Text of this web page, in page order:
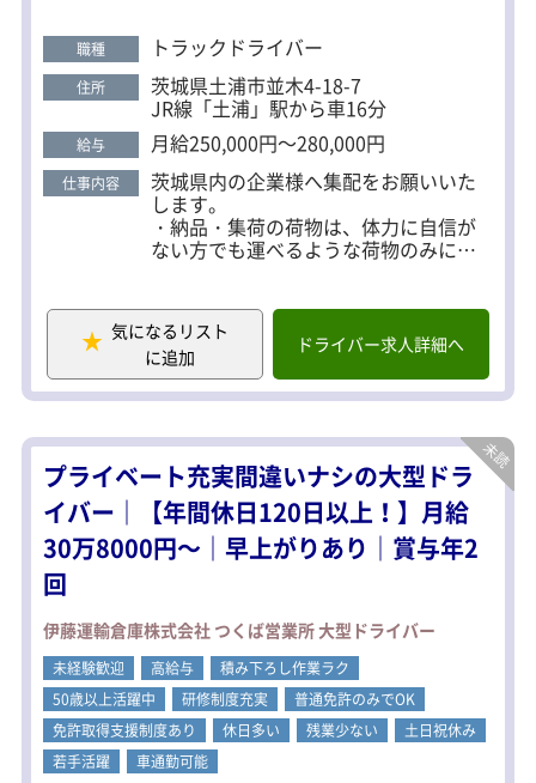
職種 トラックドライバー
住所 茨城県土浦市並木4-18-7
JR線「土浦」駅から車16分
給与 月給250,000円～280,000円
仕事内容 茨城県内の企業様へ集配をお願いいた
します。
・納品・集荷の荷物は、体力に自信が
ない方でも運べるような荷物のみにな
配達エリア：茨城県内
件数：約30件前後
※所要時間により前後します
気になるリスト
に追加
ドライバー求人詳細へ
プライベート充実間違いナシの大型ドラ
イバー｜【年間休日120日以上！】月給
30万8000円～｜早上がりあり｜賞与年2
回
伊藤運輸倉庫株式会社 つくば営業所 大型ドライバー
未経験歓迎 高給与
積み下ろし作業ラク
50歳以上活躍中
研修制度充実
普通免許のみでOK
免許取得支援制度あり
休日多い 残業少ない
土日祝休み
若手活躍
車通勤可能